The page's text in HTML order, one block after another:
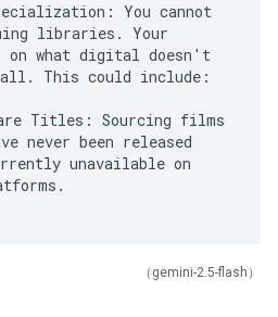
You cannot
libraries. Your
on what digital doesn't
This could include:
Titles: Sourcing films
never been released
unavailable on
（gemini-2.5-flash）